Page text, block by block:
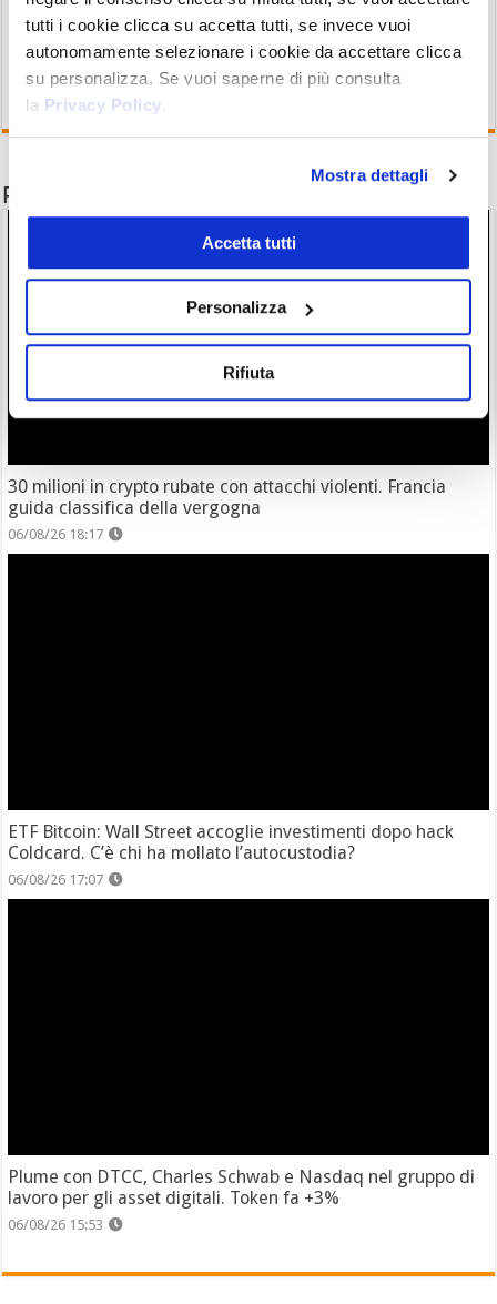
tutti i cookie clicca su accetta tutti, se invece vuoi
autonomamente selezionare i cookie da accettare clicca
su personalizza. Se vuoi saperne di più consulta
la Privacy Policy.
Mostra dettagli
Accetta tutti
Personalizza
Rifiuta
Potrebbe interessarti anche
30 milioni in crypto rubate con attacchi violenti. Francia
guida classifica della vergogna
06/08/26 18:17
ETF Bitcoin: Wall Street accoglie investimenti dopo hack
Coldcard. C’è chi ha mollato l’autocustodia?
06/08/26 17:07
Plume con DTCC, Charles Schwab e Nasdaq nel gruppo di
lavoro per gli asset digitali. Token fa +3%
06/08/26 15:53